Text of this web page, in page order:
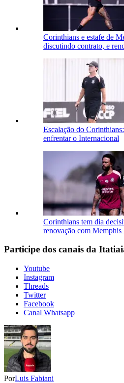
Corinthians e estafe de
discutindo contrato, e
Escalação do
enfrentar o Internacional
Corinthians tem dia
renovação com Memphis
Participe dos canais da
Youtube
Instagram
Threads
Twitter
Facebook
Canal Whatsapp
PorLuis Fabiani